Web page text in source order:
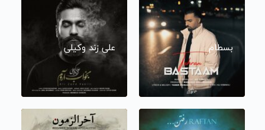
بسطام علی زند وکیلی